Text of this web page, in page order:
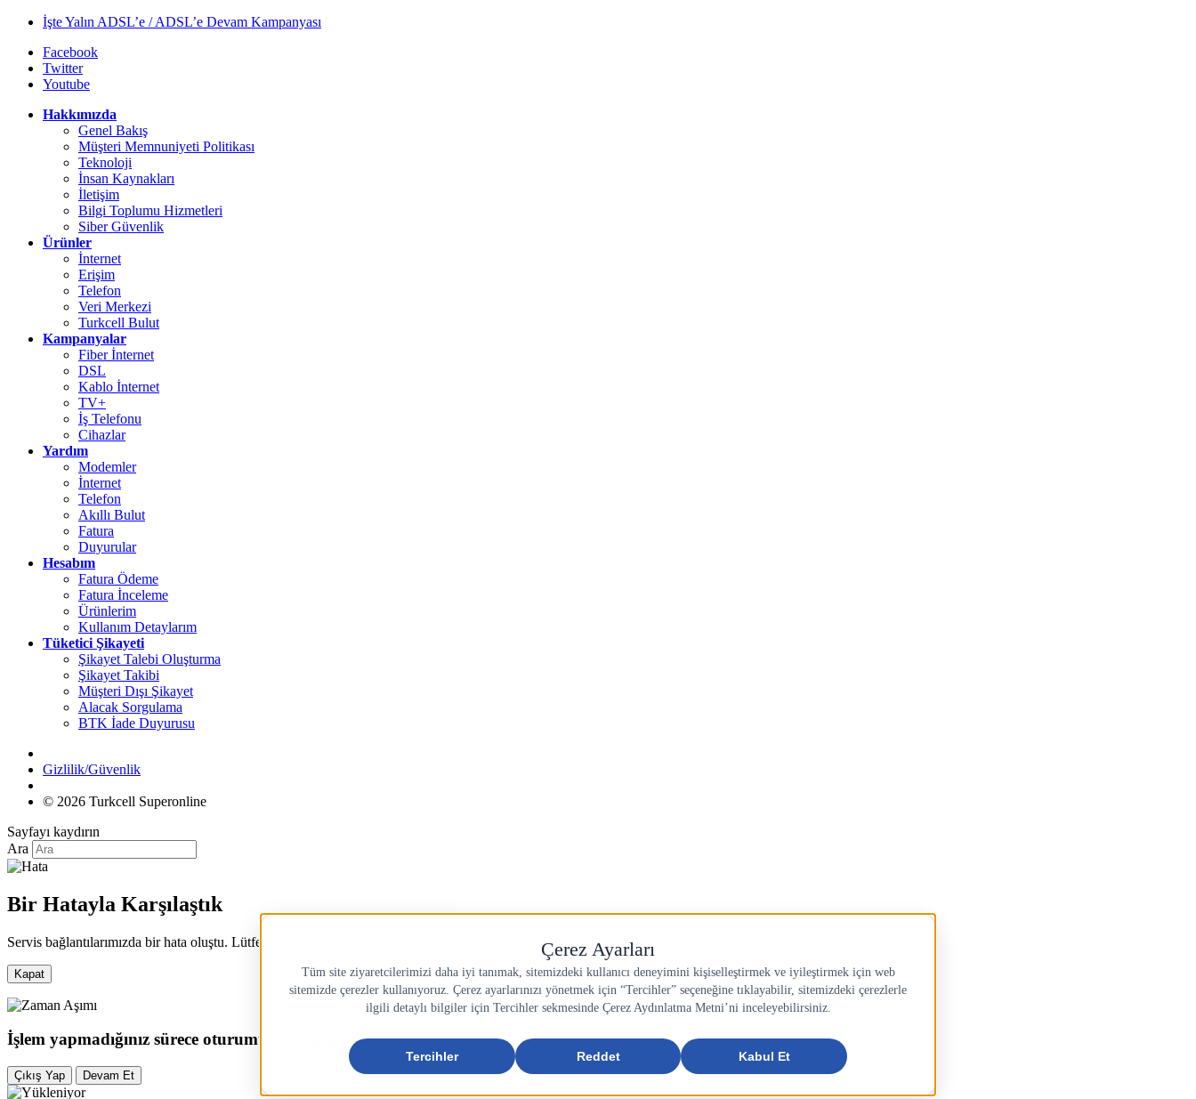
İşte Yalın ADSL’e / ADSL’e Devam Kampanyası
Facebook
Twitter
Youtube
Hakkımızda
Genel Bakış
Müşteri Memnuniyeti Politikası
Teknoloji
İnsan Kaynakları
İletişim
Bilgi Toplumu Hizmetleri
Siber Güvenlik
Ürünler
İnternet
Erişim
Telefon
Veri Merkezi
Turkcell Bulut
Kampanyalar
Fiber İnternet
DSL
Kablo İnternet
TV+
İş Telefonu
Cihazlar
Yardım
Modemler
İnternet
Telefon
Akıllı Bulut
Fatura
Duyurular
Hesabım
Fatura Ödeme
Fatura İnceleme
Ürünlerim
Kullanım Detaylarım
Tüketici Şikayeti
Şikayet Talebi Oluşturma
Şikayet Takibi
Müşteri Dışı Şikayet
Alacak Sorgulama
BTK İade Duyurusu
Gizlilik/Güvenlik
© 2026 Turkcell Superonline
Sayfayı kaydırın
Ara
Bir Hatayla Karşılaştık
Servis bağlantılarımızda bir hata oluştu. Lütfen daha sonra tekrar deneyiniz.
Kapat
İşlem yapmadığınız sürece oturumunuz kapatılacaktır.
Çıkış Yap Devam Et